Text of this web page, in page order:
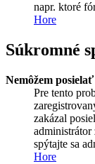
napr. ktoré
Hore
Súkromné
Nemôžem
Pre tento
zakázal
spýtajte sa
Hore